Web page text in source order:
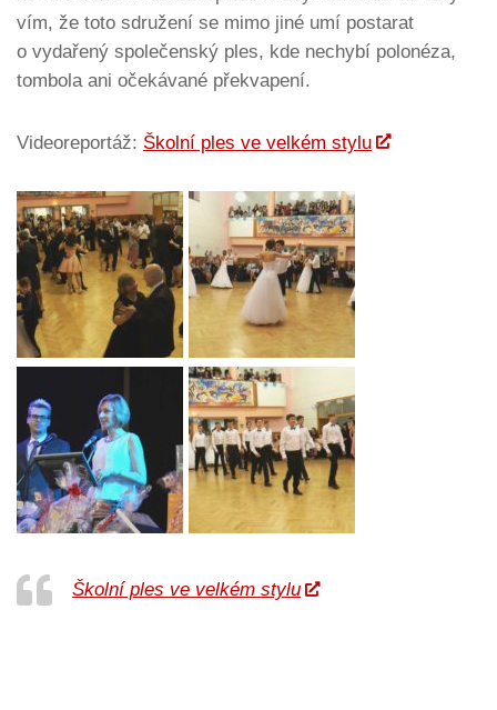
vím, že toto sdružení se mimo jiné umí postarat
o vydařený společenský ples, kde nechybí polonéza,
tombola ani očekávané překvapení.
Videoreportáž: Školní ples ve velkém stylu
Školní ples ve velkém stylu